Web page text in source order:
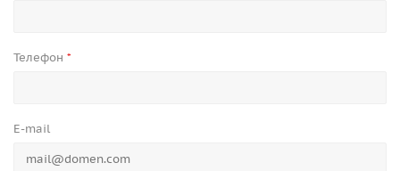
Телефон *
E-mail